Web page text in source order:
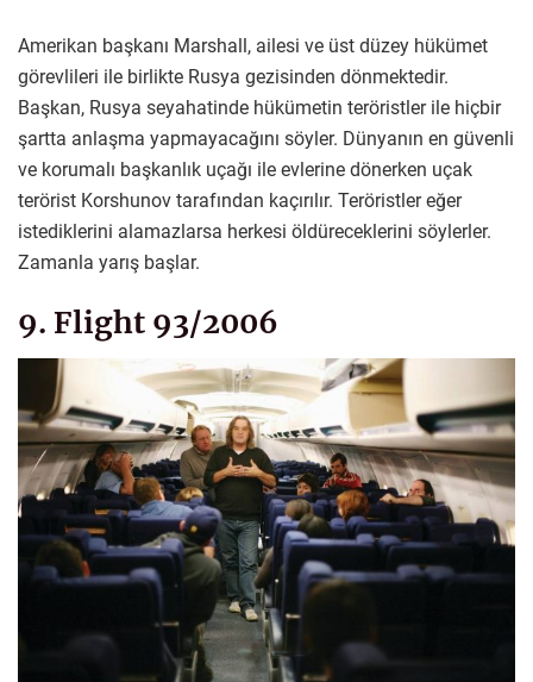
Amerikan başkanı Marshall, ailesi ve üst düzey hükümet
görevlileri ile birlikte Rusya gezisinden dönmektedir.
Başkan, Rusya seyahatinde hükümetin teröristler ile hiçbir
şartta anlaşma yapmayacağını söyler. Dünyanın en güvenli
ve korumalı başkanlık uçağı ile evlerine dönerken uçak
terörist Korshunov tarafından kaçırılır. Teröristler eğer
istediklerini alamazlarsa herkesi öldüreceklerini söylerler.
Zamanla yarış başlar.
9. Flight 93/2006